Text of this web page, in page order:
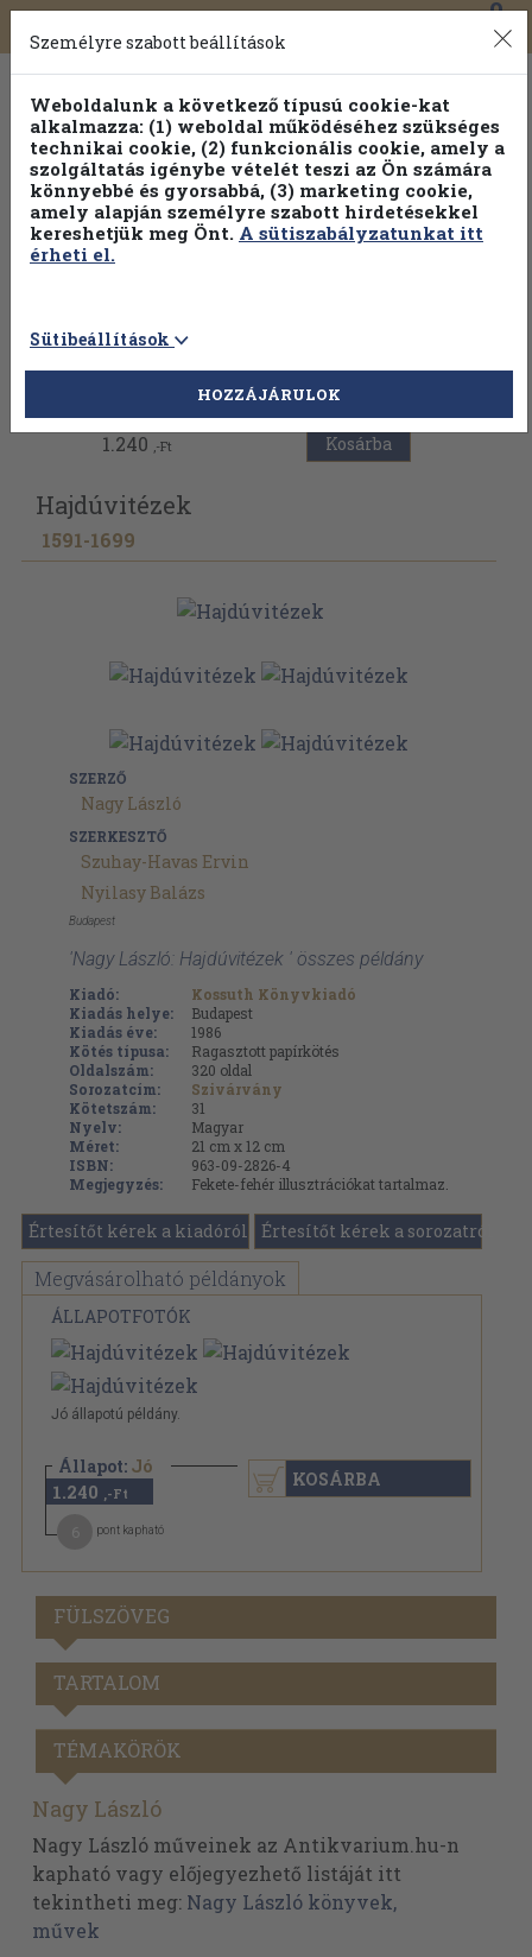
Toggle
navigation
0
Vissza az előző oldalra
1.240 ,-Ft Kosárba
Hajdúvitézek
1591-1699
SZERZŐ
Nagy László
SZERKESZTŐ
Szuhay-Havas Ervin
Nyilasy Balázs
Budapest
'Nagy László: Hajdúvitézek ' összes példány
Kiadó:
Kossuth Könyvkiadó
Kiadás helye:
Budapest
Kiadás éve:
1986
Kötés típusa:
Ragasztott papírkötés
Oldalszám:
320 oldal
Sorozatcím:
Szivárvány
Kötetszám:
31
Nyelv:
Magyar
Méret:
21 cm x 12 cm
ISBN:
963-09-2826-4
Megjegyzés:
Fekete-fehér illusztrációkat tartalmaz.
Értesítőt kérek a kiadóról Értesítőt kérek a sorozatról
Megvásárolható példányok
ÁLLAPOTFOTÓK
Jó állapotú példány.
Állapot: Jó
1.240 ,-Ft
pont kapható
KOSÁRBA
FÜLSZÖVEG
TARTALOM
TÉMAKÖRÖK
Nagy László
Nagy László műveinek az Antikvarium.hu-n
kapható vagy előjegyezhető listáját itt
tekintheti meg: Nagy László könyvek,
művek
Személyre szabott beállítások
Weboldalunk a következő típusú cookie-kat
alkalmazza: (1) weboldal működéséhez szükséges
technikai cookie, (2) funkcionális cookie, amely a
szolgáltatás igénybe vételét teszi az Ön számára
könnyebbé és gyorsabbá, (3) marketing cookie,
amely alapján személyre szabott hirdetésekkel
kereshetjük meg Önt. A sütiszabályzatunkat itt
érheti el.
Sütibeállítások
HOZZÁJÁRULOK